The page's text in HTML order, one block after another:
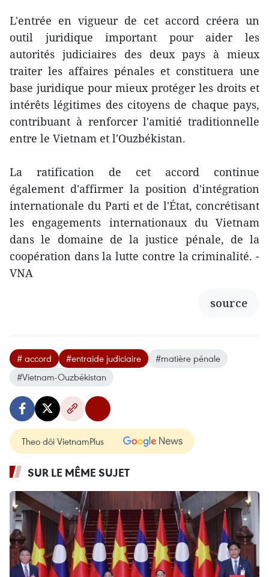
L'entrée en vigueur de cet accord créera un
outil juridique important pour aider les
autorités judiciaires des deux pays à mieux
traiter les affaires pénales et constituera une
base juridique pour mieux protéger les droits et
intérêts légitimes des citoyens de chaque pays,
contribuant à renforcer l'amitié traditionnelle
entre le Vietnam et l'Ouzbékistan.
La ratification de cet accord continue
également d'affirmer la position d'intégration
internationale du Parti et de l'État, concrétisant
les engagements internationaux du Vietnam
dans le domaine de la justice pénale, de la
coopération dans la lutte contre la criminalité. -
VNA
source
# accord #entraide judiciaire
#matière pénale
#Vietnam-Ouzbékistan
Theo dõi VietnamPlus
SUR LE MÊME SUJET